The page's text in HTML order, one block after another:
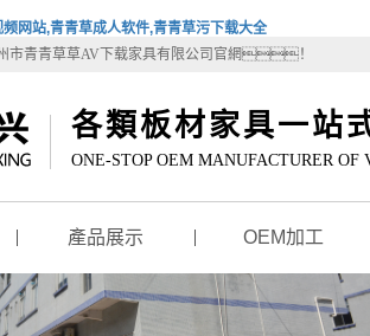
网站,青青草成人软件,青青草污下载大全
青青草草AV下载家具有限公司官網！
各類板材家具一站
ONE-STOP OEM MANUFACTURER OF
產品展示 OEM加工